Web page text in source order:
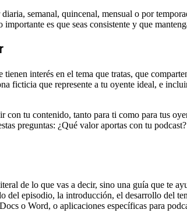
semanal, quincenal, mensual o por
es que seas consistente y que
interés en el tema que tratas, que
ficticia que represente a tu oyente ideal, e
tu contenido, tanto para ti como para tus
preguntas: ¿Qué valor aportas con tu
de lo que vas a decir, sino una guía que te
episodio, la introducción, el desarrollo del
o Word, o aplicaciones específicas para